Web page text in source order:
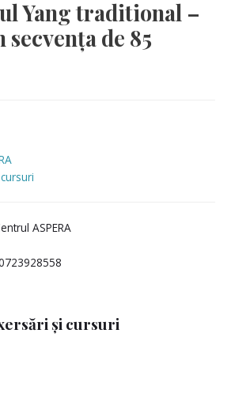
Yang traditional –
de 85
ASPERA
și cursuri